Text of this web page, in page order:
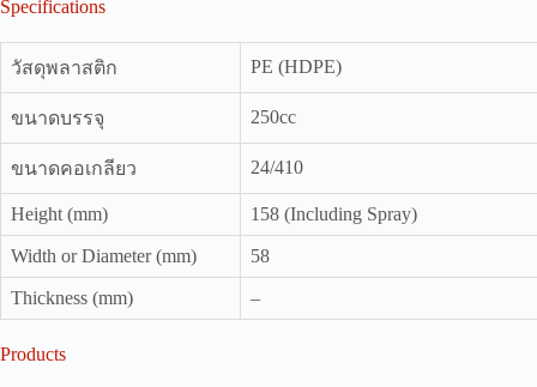
Specifications
วัสดุพลาสติก PE (HDPE)
ขนาดบรรจุ 250cc
ขนาดคอเกลียว 24/410
Height (mm) 158 (Including Spray)
Width or Diameter (mm) 58
Thickness (mm) –
Products